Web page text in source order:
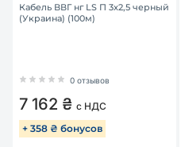
Кабель ВВГ нг LS П 3х2,5 черный
(Украина) (100м)
0 отзывов
7 162 ₴ с НДС
+ 358 ₴ бонусов